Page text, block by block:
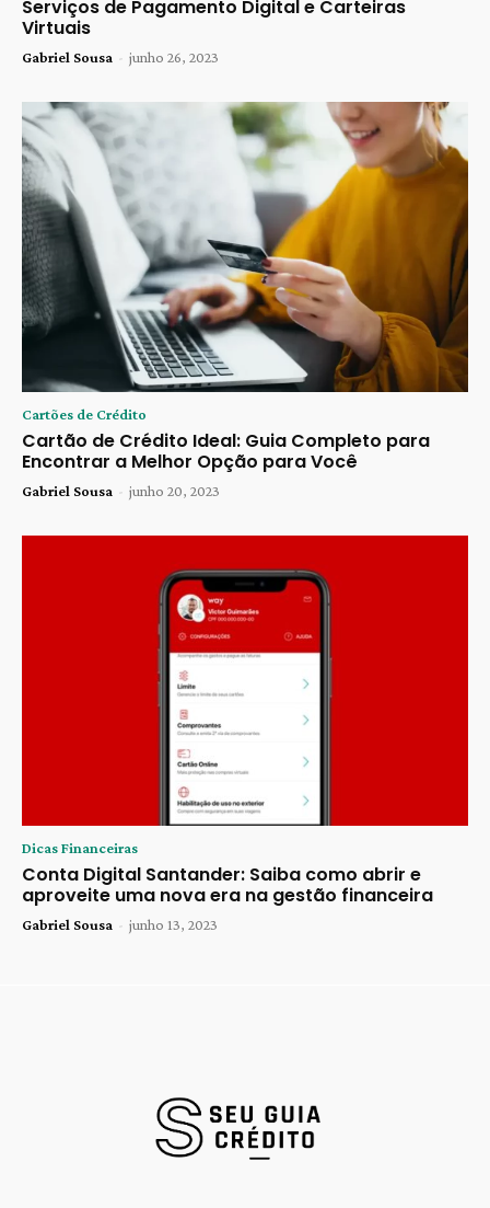
Serviços de Pagamento Digital e Carteiras
Virtuais
Gabriel Sousa - junho 26, 2023
Cartões de Crédito
Cartão de Crédito Ideal: Guia Completo para
Encontrar a Melhor Opção para Você
Gabriel Sousa - junho 20, 2023
Dicas Financeiras
Conta Digital Santander: Saiba como abrir e
aproveite uma nova era na gestão financeira
Gabriel Sousa - junho 13, 2023